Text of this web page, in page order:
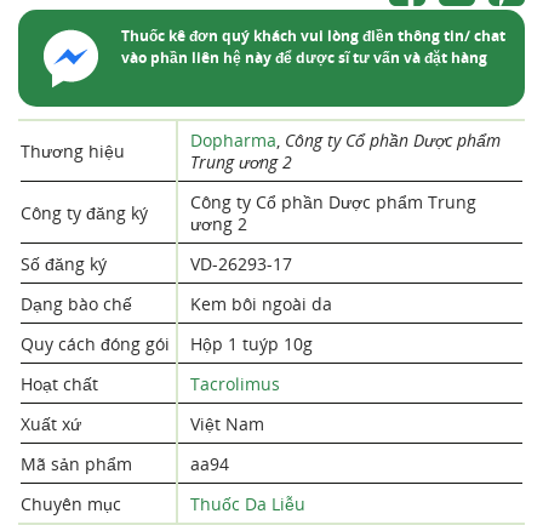
Thuốc kê đơn quý khách vui lòng điền thông tin/ chat
vào phần liên hệ này để dược sĩ tư vấn và đặt hàng
Thương hiệu Dopharma, Công ty Cổ phần Dược phẩm
Trung ương 2
Công ty đăng ký
Công ty Cổ phần Dược phẩm Trung
ương 2
Số đăng ký
VD-26293-17
Dạng bào chế
Kem bôi ngoài da
Quy cách đóng gói
Hộp 1 tuýp 10g
Hoạt chất
Tacrolimus
Xuất xứ
Việt Nam
Mã sản phẩm
aa94
Chuyên mục
Thuốc Da Liễu